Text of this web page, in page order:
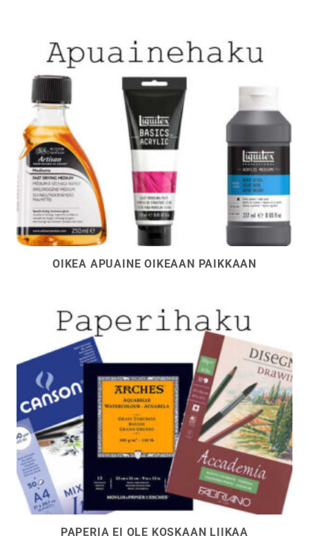
OIKEA APUAINE OIKEAAN PAIKKAAN
PAPERIA EI OLE KOSKAAN LIIKAA